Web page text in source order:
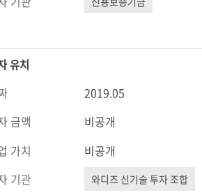
유치
2019.05
금액
비공개
가치
비공개
기관
와디즈 신기술 투자 조합